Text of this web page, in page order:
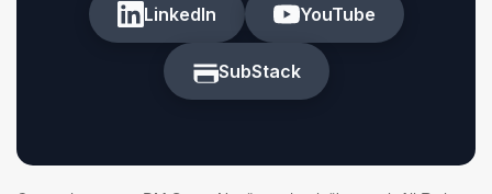
LinkedIn YouTube
SubStack